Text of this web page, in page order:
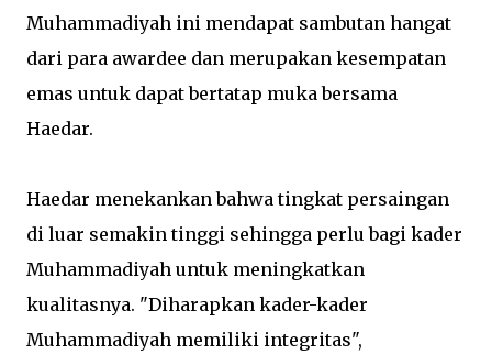
Muhammadiyah ini mendapat sambutan hangat
dari para awardee dan merupakan kesempatan
emas untuk dapat bertatap muka bersama
Haedar.
Haedar menekankan bahwa tingkat persaingan
di luar semakin tinggi sehingga perlu bagi kader
Muhammadiyah untuk meningkatkan
kualitasnya. "Diharapkan kader-kader
Muhammadiyah memiliki integritas",